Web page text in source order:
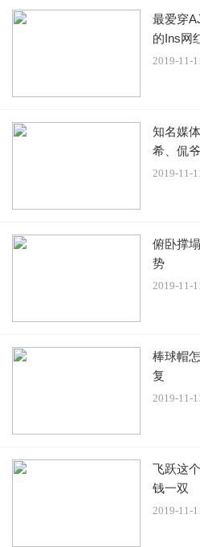
&ldquo;垮掉&rdquo;。
三，特别需要提出的是对于
大限度的与空气隔离，防止较长
氧化。例如nike的可见气垫如
外底在几年时间内就会慢慢变黄
最爱穿
的Ins网
2019-11-
知名媒
希、侃
2019-11-
俯卧撑
势
2019-11-
棒球帽
复
2019-11-
飞跃这
钱一双
2019-11-